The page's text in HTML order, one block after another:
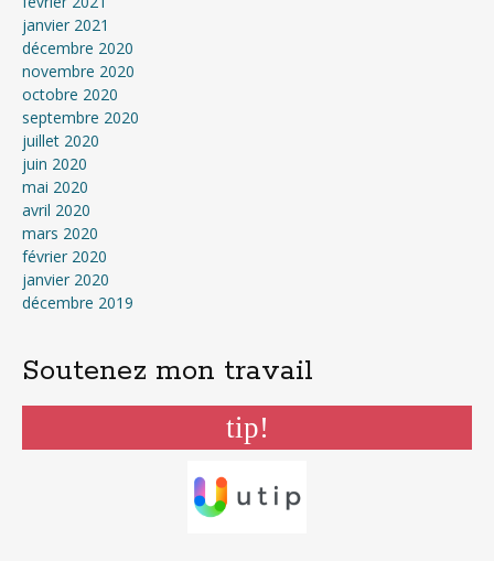
janvier 2021
décembre 2020
novembre 2020
octobre 2020
septembre 2020
juillet 2020
juin 2020
mai 2020
avril 2020
mars 2020
février 2020
janvier 2020
décembre 2019
Soutenez mon travail
tip!